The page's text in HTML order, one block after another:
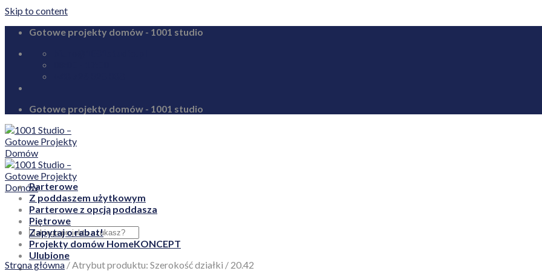
Skip to content
Gotowe projekty domów - 1001 studio
Gotowe projekty domów - 1001 studio
Ulubione
Parterowe
Z poddaszem użytkowym
Parterowe z opcją poddasza
Piętrowe
Zapytaj o rabat!
Projekty domów HomeKONCEPT
Strona główna /Atrybut produktu: Szerokość działki / 20.42